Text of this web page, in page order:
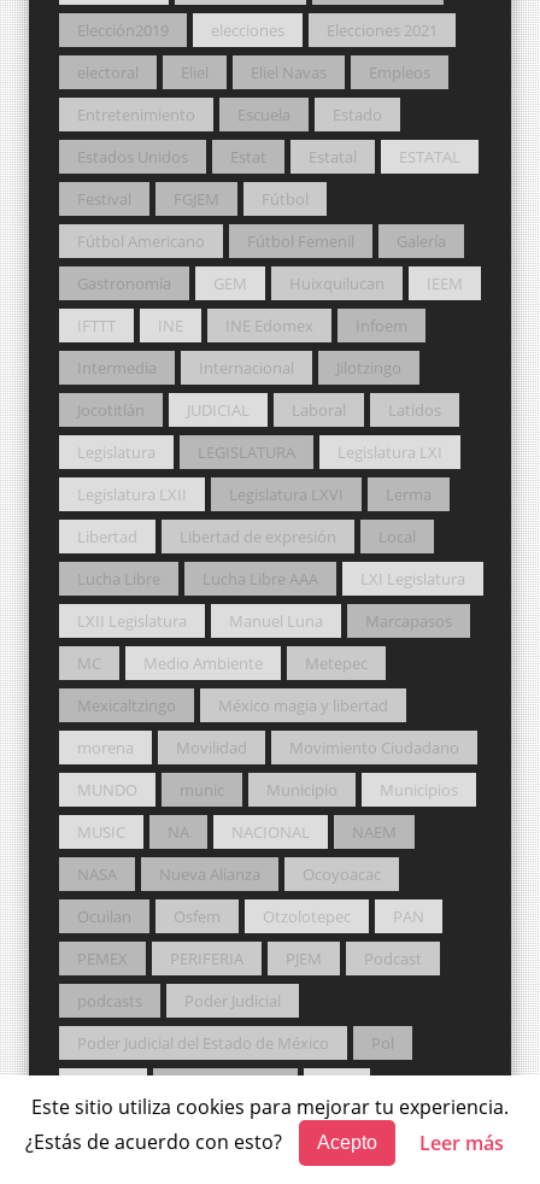
Este sitio utiliza cookies para mejorar tu experiencia.
¿Estás de acuerdo con esto?
Acepto Leer más
Elección2019
elecciones
Elecciones 2021
electoral
Eliel Eliel Navas
Empleos
Entretenimiento
Escuela
Estado
Estados Unidos
Estat Estatal
ESTATAL
Festival
FGJEM
Fútbol
Fútbol Americano
Fútbol Femenil
Galería
Gastronomía
GEM Huixquilucan
IEEM
IFTTT
INE INE Edomex
Infoem
Intermedia
Internacional
Jilotzingo
Jocotitlán
JUDICIAL Laboral
Latidos
Legislatura
LEGISLATURA
Legislatura LXI
Legislatura LXII
Legislatura LXVI
Lerma
Libertad
Libertad de expresión
Local
Lucha Libre
Lucha Libre AAA
LXI Legislatura
LXII Legislatura
Manuel Luna
Marcapasos
MC
Medio Ambiente
Metepec
Mexicaltzingo
México magia y libertad
morena
Movilidad
Movimiento Ciudadano
MUNDO
munic Municipio
Municipios
MUSIC
NA NACIONAL
NAEM
NASA
Nueva Alianza
Ocoyoacac
Ocuilan
Osfem Otzolotepec
PAN
PEMEX
PERIFERIA PJEM
Podcast
podcasts
Poder Judicial
Poder Judicial del Estado de México
Pol
Probosque
Pueblos Originarios